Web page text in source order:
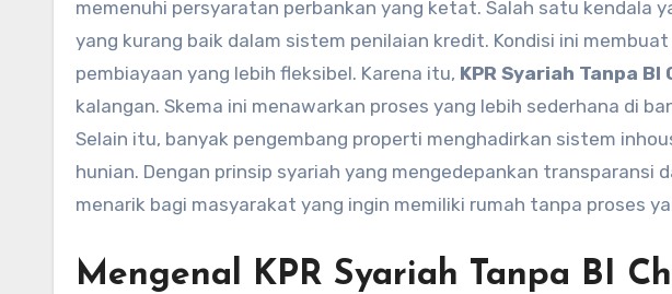
memenuhi persyaratan perbankan yang ketat. Salah satu kendala
yang kurang baik dalam sistem penilaian kredit. Kondisi ini
pembiayaan yang lebih fleksibel. Karena itu, KPR Syariah Tanpa BI
kalangan. Skema ini menawarkan proses yang lebih sederhana di
Selain itu, banyak pengembang properti menghadirkan sistem
hunian. Dengan prinsip syariah yang mengedepankan transparansi
menarik bagi masyarakat yang ingin memiliki rumah tanpa proses
Mengenal KPR Syariah Tanpa BI